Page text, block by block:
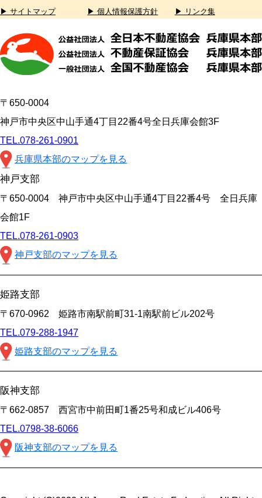
▶ サイトマップ ▶ 個人情報保護方針 ▶ リンク集
〒650-0004
神戸市中央区中山手通4丁目22番4号全日兵庫会館3F
TEL.078-261-0901
兵庫県本部のマップを見る
神戸支部
〒650-0004 神戸市中央区中山手通4丁目22番4号 全日兵庫
会館1F
TEL.078-261-0903
神戸支部のマップを見る
姫路支部
〒670-0962 姫路市南駅前町31-1南駅前ビル202号
TEL.079-288-1947
姫路支部のマップを見る
阪神支部
〒662-0857 西宮市中前田町1番25号和成ビル406号
TEL.0798-38-6066
阪神支部のマップを見る